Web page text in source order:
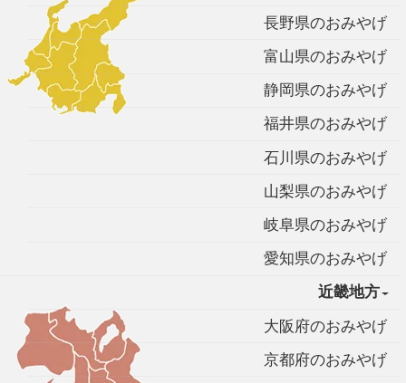
長野県のおみやげ
富山県のおみやげ
静岡県のおみやげ
福井県のおみやげ
石川県のおみやげ
山梨県のおみやげ
岐阜県のおみやげ
愛知県のおみやげ
近畿地方
大阪府のおみやげ
京都府のおみやげ